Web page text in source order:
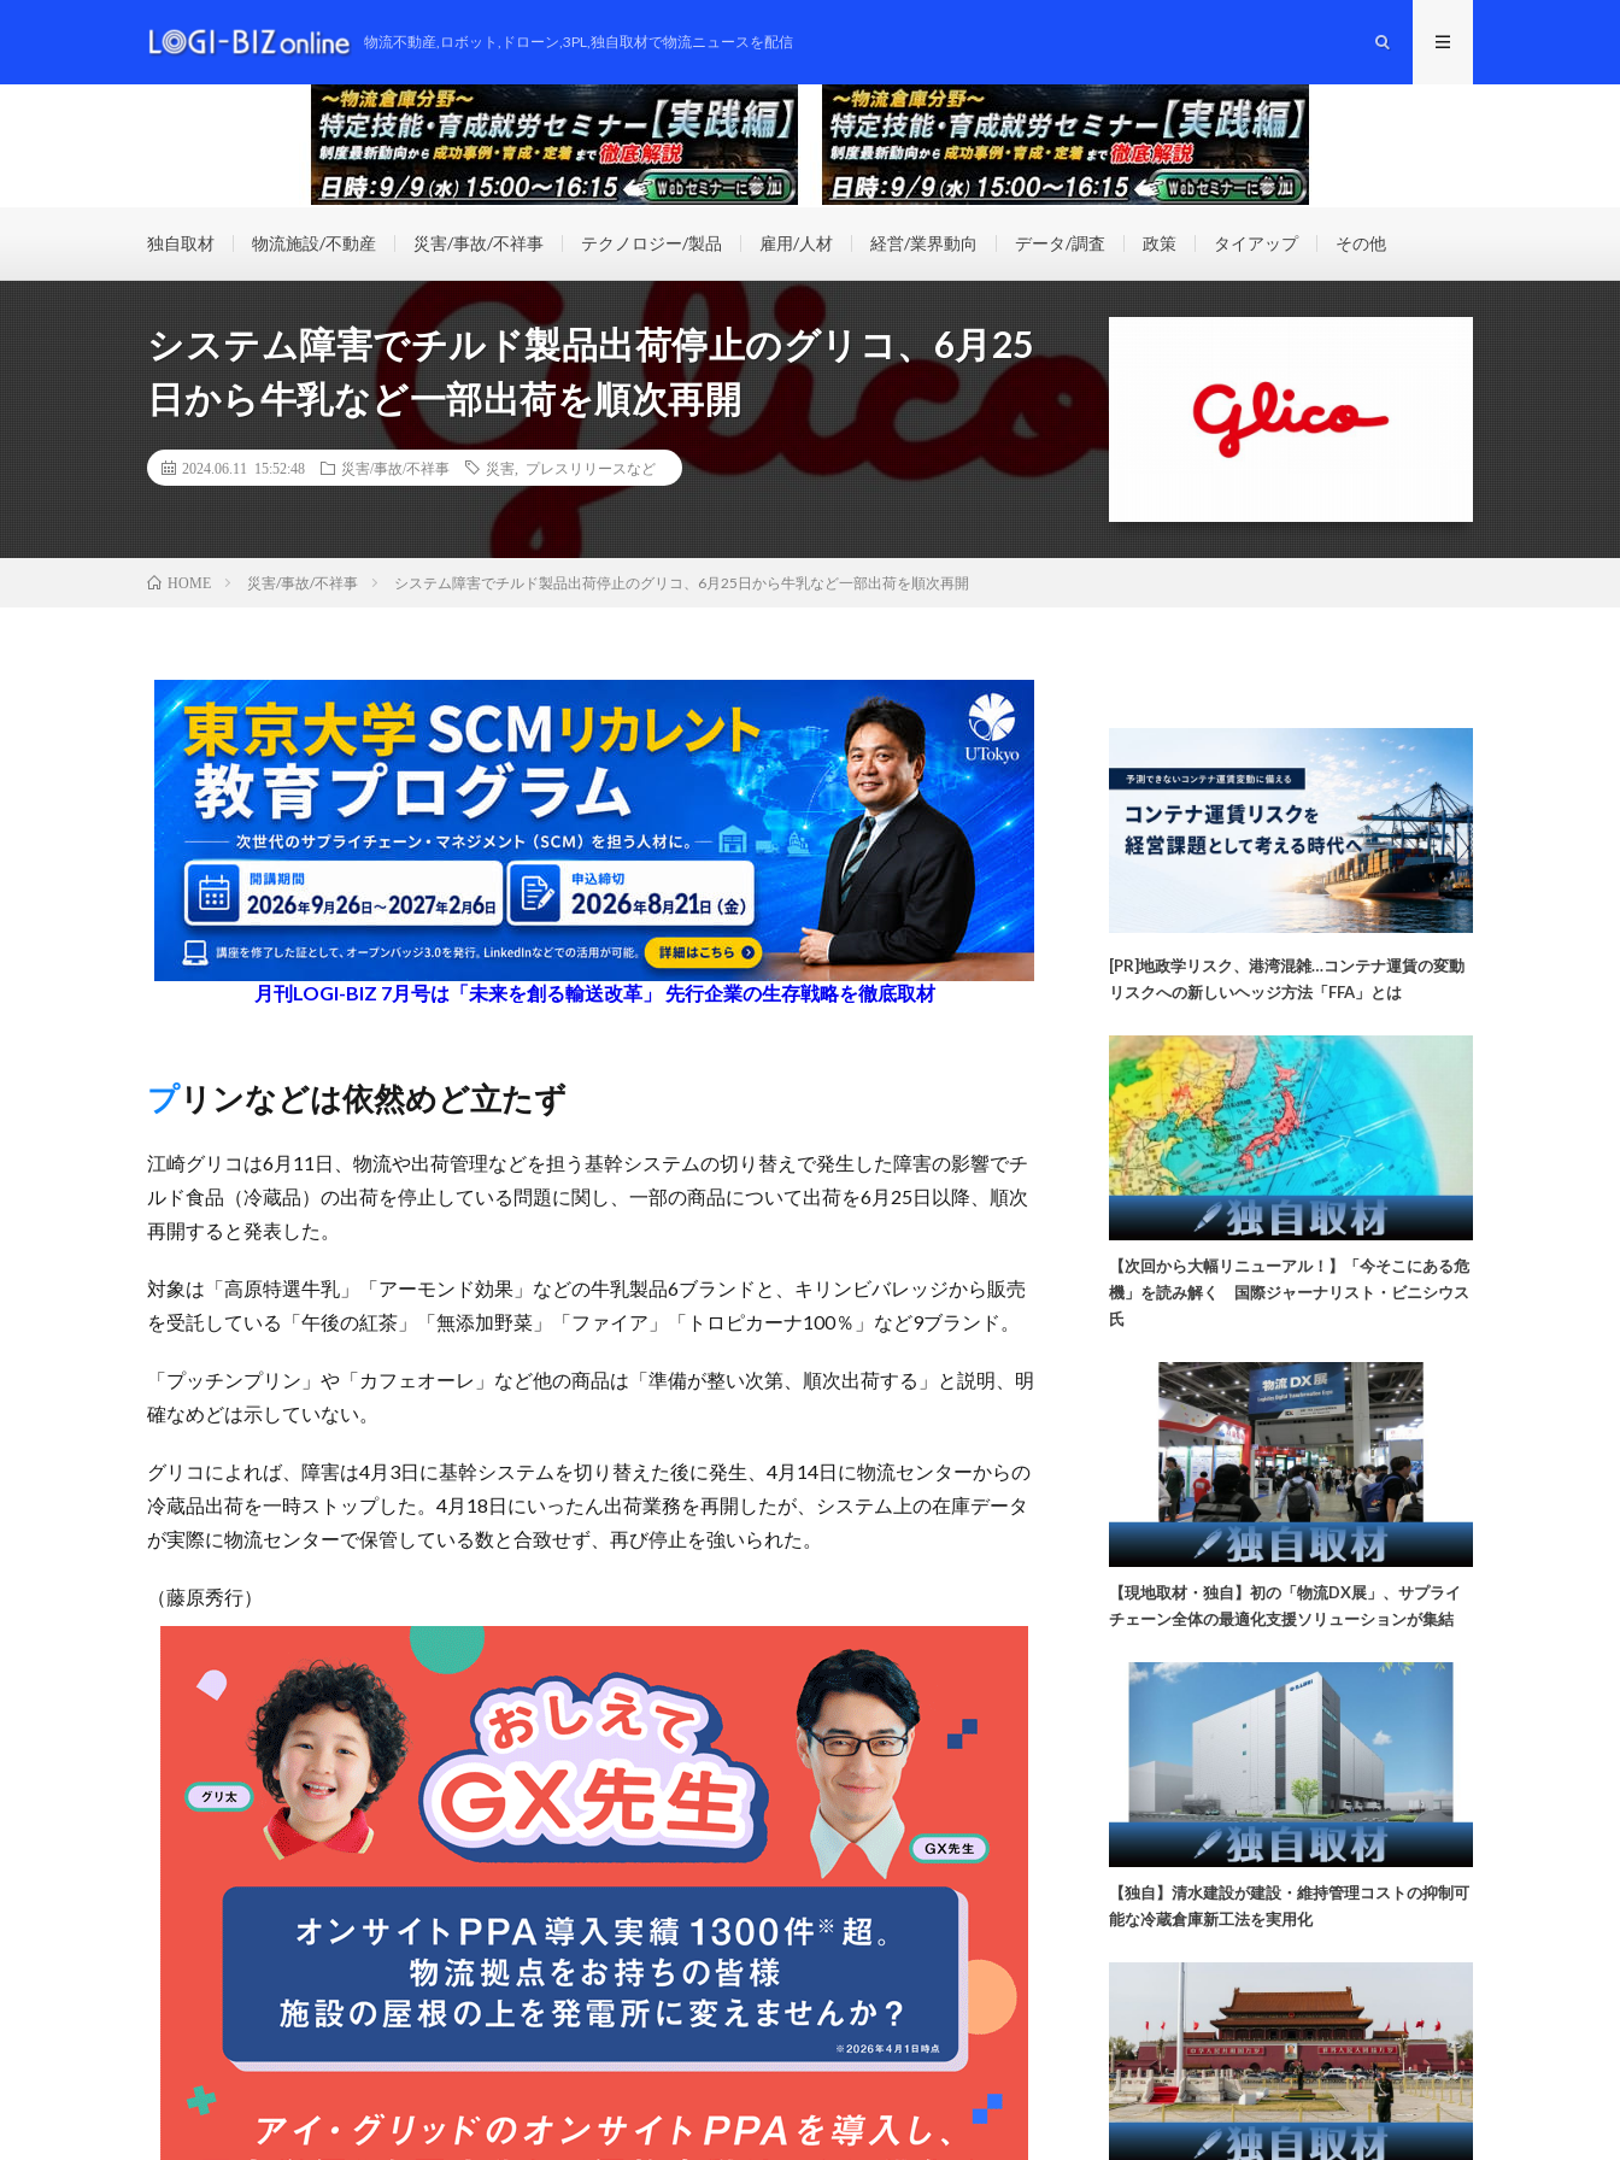
物流不動産,ロボット,ドローン,3PL,独自取材で物流ニュースを配信
独自取材 物流施設/不動産 災害/事故/不祥事 テクノロジー/製品 雇用/人材 経営/業界動向 データ/調査 政策 タイアップ その他
システム障害でチルド製品出荷停止のグリコ、6月25
日から牛乳など一部出荷を順次再開
2024.06.11 15:52:48 災害/事故/不祥事 災害 プレスリリースなど
HOME 災害/事故/不祥事 システム障害でチルド製品出荷停止のグリコ、6月25日から牛乳など一部出荷を順次再開
月刊LOGI-BIZ 7月号は「未来を創る輸送改革」 先行企業の生存戦略を徹底取材
プリンなどは依然めど立たず
江崎グリコは6月11日、物流や出荷管理などを担う基幹システムの切り替えで発生した障害の影響でチ
ルド食品（冷蔵品）の出荷を停止している問題に関し、一部の商品について出荷を6月25日以降、順次
再開すると発表した。
対象は「高原特選牛乳」「アーモンド効果」などの牛乳製品6ブランドと、キリンビバレッジから販売
を受託している「午後の紅茶」「無添加野菜」「ファイア」「トロピカーナ100％」など9ブランド。
「プッチンプリン」や「カフェオーレ」など他の商品は「準備が整い次第、順次出荷する」と説明、明
確なめどは示していない。
グリコによれば、障害は4月3日に基幹システムを切り替えた後に発生、4月14日に物流センターからの
冷蔵品出荷を一時ストップした。4月18日にいったん出荷業務を再開したが、システム上の在庫データ
が実際に物流センターで保管している数と合致せず、再び停止を強いられた。
（藤原秀行）
[PR]地政学リスク、港湾混雑…コンテナ運賃の変動
リスクへの新しいヘッジ方法「FFA」とは
【次回から大幅リニューアル！】「今そこにある危
機」を読み解く 国際ジャーナリスト・ビニシウス
氏
【現地取材・独自】初の「物流DX展」、サプライ
チェーン全体の最適化支援ソリューションが集結
【独自】清水建設が建設・維持管理コストの抑制可
能な冷蔵倉庫新工法を実用化